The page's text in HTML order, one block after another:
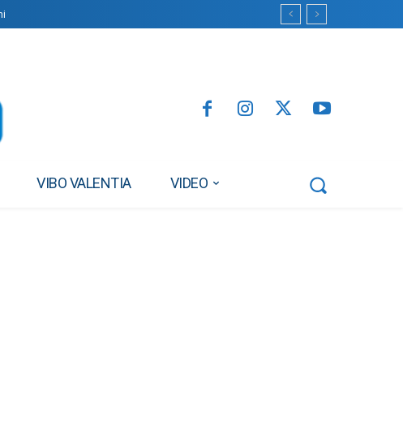
VIBO VALENTIA VIDEO